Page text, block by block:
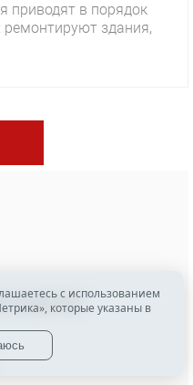
приводят в порядок
здания,
соцсетяхс использованием
которые указаны в